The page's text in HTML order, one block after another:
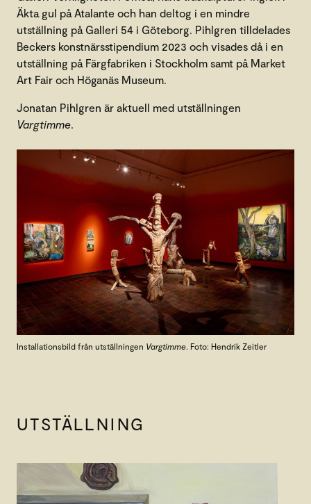
Äkta gul på Atalante och han deltog i en mindre
utställning på Galleri 54 i Göteborg. Pihlgren tilldelades
Beckers konstnärsstipendium 2023 och visades då i en
utställning på Färgfabriken i Stockholm samt på Market
Art Fair och Höganäs Museum.
Jonatan Pihlgren är aktuell med utställningen
Vargtimme.
Installationsbild från utställningen Vargtimme. Foto: Hendrik Zeitler
UTSTÄLLNING